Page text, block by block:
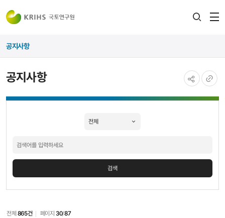
공지사항
공지사항
검색
전체 865건 페이지30/87